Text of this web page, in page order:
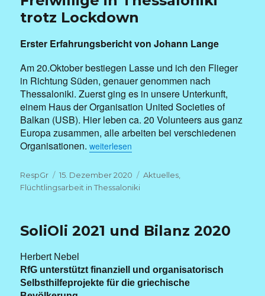
trotz Lockdown
Erster Erfahrungsbericht von Johann Lange
Am 20.Oktober bestiegen Lasse und ich den Flieger
in Richtung Süden, genauer genommen nach
Thessaloniki. Zuerst ging es in unsere Unterkunft,
einem Haus der Organisation United Societies of
Balkan (USB). Hier leben ca. 20 Volunteers aus ganz
Europa zusammen, alle arbeiten bei verschiedenen
Organisationen. „Freiwillige in Thessaloniki trotz Lockdown“
weiterlesen
Autor
RespGr
Veröffentlicht
am
15. Dezember 2020 Kategorien
Aktuelles,
Flüchtlingsarbeit in Thessaloniki
SoliOli 2021 und Bilanz 2020
Herbert Nebel
RfG unterstützt finanziell und organisatorisch
Selbsthilfeprojekte für die griechische